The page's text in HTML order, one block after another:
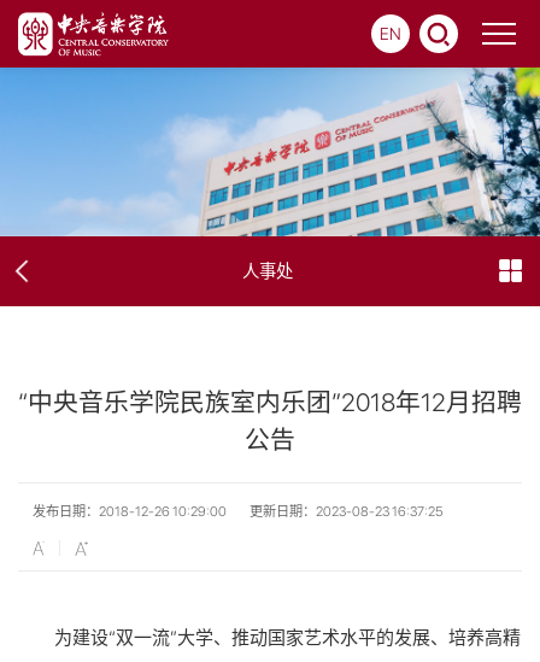
EN
人事处
“中央音乐学院民族室内乐团”2018年12月招聘
公告
发布日期：2018-12-26 10:29:00 更新日期：2023-08-23 16:37:25
为建设“双一流”大学、推动国家艺术水平的发展、培养高精